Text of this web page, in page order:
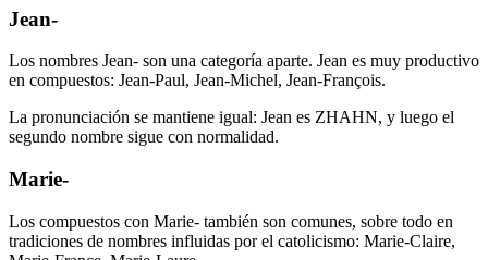
Jean-
Los nombres Jean- son una categoría aparte. Jean es muy productivo
en compuestos: Jean-Paul, Jean-Michel, Jean-François.
La pronunciación se mantiene igual: Jean es ZHAHN, y luego el
segundo nombre sigue con normalidad.
Marie-
Los compuestos con Marie- también son comunes, sobre todo en
tradiciones de nombres influidas por el catolicismo: Marie-Claire,